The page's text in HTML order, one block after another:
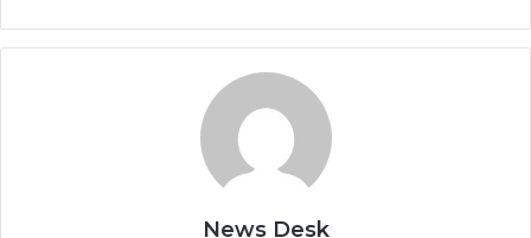
News Desk